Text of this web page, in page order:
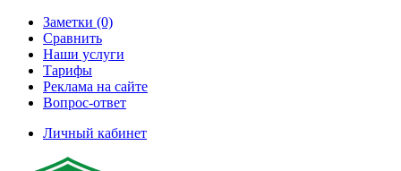
Заметки (0)
Сравнить
Наши услуги
Тарифы
Реклама на сайте
Вопрос-ответ
Личный кабинет